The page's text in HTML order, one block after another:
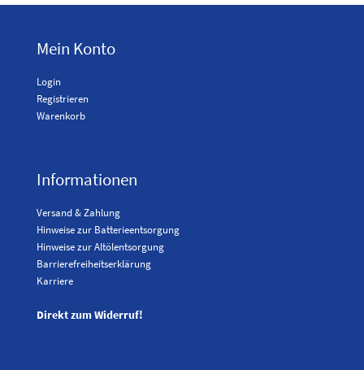
Mein Konto
Login
Registrieren
Warenkorb
Informationen
Versand & Zahlung
Hinweise zur Batterieentsorgung
Hinweise zur Altölentsorgung
Barrierefreiheitserklärung
Karriere
Direkt zum Widerruf!